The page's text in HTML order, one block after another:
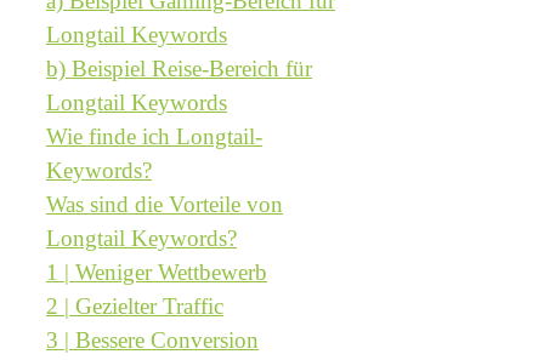
Longtail Keywords
b) Beispiel Reise-Bereich für
Longtail Keywords
Wie finde ich Longtail-
Keywords?
Was sind die Vorteile von
Longtail Keywords?
1 | Weniger Wettbewerb
2 | Gezielter Traffic
3 | Bessere Conversion